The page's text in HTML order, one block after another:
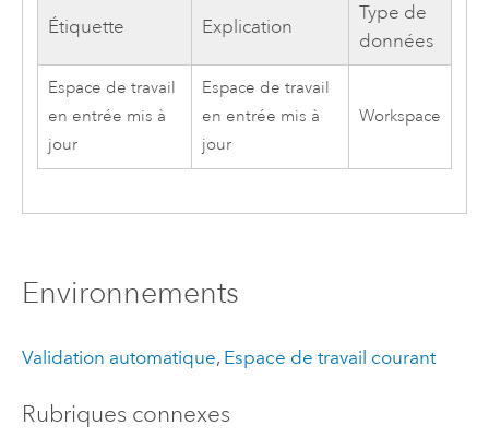
Étiquette Explication
Type de
données
Espace de travail
en entrée mis à
jour
Espace de travail
en entrée mis à
jour
Workspace
Environnements
Validation automatique, Espace de travail courant
Rubriques connexes